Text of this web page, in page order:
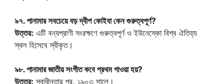
৯৭. পানামার সবচেয়ে বড় দ্বীপ কোইবা কেন গুরুত্বপূর্ণ?
উত্তর: এটি বন্যপ্রাণী সংরক্ষণে গুরুত্বপূর্ণ ও ইউনেস্কো বিশ্ব ঐতিহ্য
স্থল হিসেবে স্বীকৃত।
৯৮. পানামার জাতীয় সংগীত কবে প্রথম গাওয়া হয়?
উত্তর: স্বাধীনতার পর, ১৯০৩ সালে।